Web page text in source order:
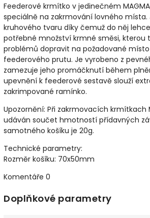
Feederové krmítko v jedinečném
speciálně na zakrmování lovného místa.
kruhového tvaru díky čemuž do něj
potřebné množství krmné směsi, kterou
problémů dopravit na požadované
feederového prutu. Je vyrobeno z
zamezuje jeho promáčknutí během
upevnění k feederové sestavě slouží
zakrimpované ramínko.
Upozornění: Při zakrmovacích krmítkach
udáván součet hmotností přídavných
samotného košíku je 20g.
Technické parametry:
Rozměr košíku: 70x50mm
Komentáře 0
Doplňkové parametry